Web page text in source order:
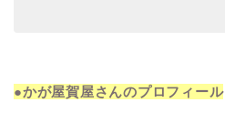
●かが屋賀屋さんのプロフィール